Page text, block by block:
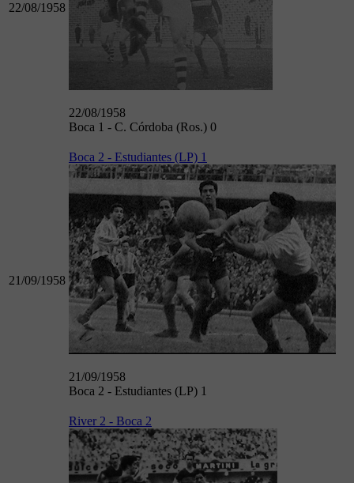
22/08/1958
22/08/1958
Boca 1 - C. Córdoba (Ros.) 0
21/09/1958
Boca 2 - Estudiantes (LP) 1
21/09/1958
Boca 2 - Estudiantes (LP) 1
River 2 - Boca 2